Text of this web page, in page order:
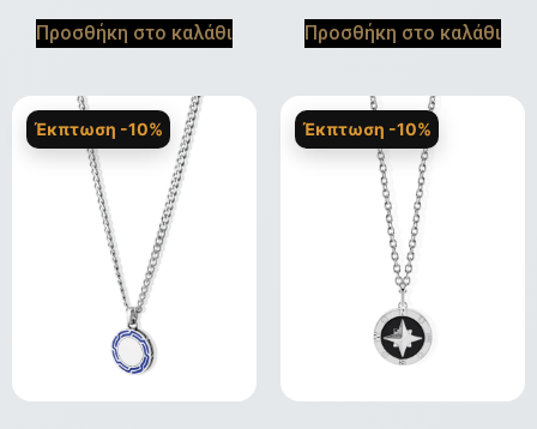
Προσθήκη στο καλάθι Προσθήκη στο καλάθι
Έκπτωση -10% Έκπτωση -10%